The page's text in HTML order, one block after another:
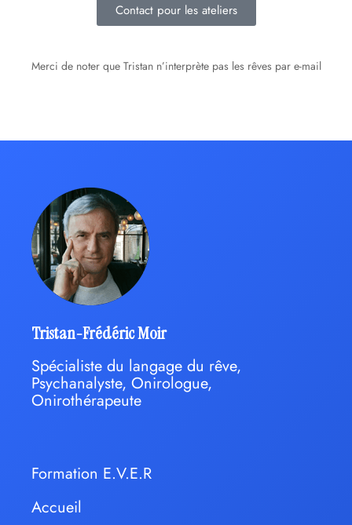
Contact pour les ateliers
Merci de noter que Tristan n’interprète pas les rêves par e-mail
Tristan-Frédéric Moir
Spécialiste du langage du rêve,
Psychanalyste, Onirologue,
Onirothérapeute
Formation E.V.E.R
Accueil